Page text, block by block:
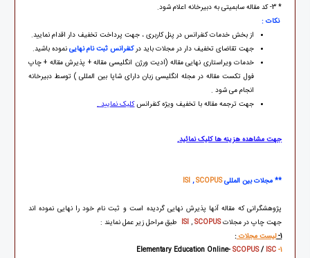
* 3- کد مقاله سابمیتی به دبیرخانه اعلام شود.
نکات:
از بخش خدمات کنفرانس در پنل کاربری ، جهت پرداخت تخفیف دار اقدام نمایید.
جهت تقاضای تخفیف دار در مجلات باید درکنفرانس ثبت نام نهایینموده باشید.
خدمات ویراستاری نهایی مقاله (ادیت ورژن انگلیسی مقاله + پذیرش مقاله + چاپ
فول تکست مقاله در مجله انگلیسی زبان دارای شاپا بین المللی ) توسط دبیرخانه
انجام می شود .
جهت ترجمه مقاله با تخفیف ویژه کنفرانسکلیک نمایید .
جهت مشاهده هزینه ها کلیک نمائید.
** مجلات بین المللی ISI ,SCOPUS
پژوهشگرانی که مقاله آنها پذیرش نهایی گردیده است و ثبت نام خود را نهایی نموده اند
جهت چاپ در مجلات
ISI ,SCOPUS
طبق مراحل زیر عمل نمایند :
1- لیست مجلات:
1-
Elementary Education Online-
SCOPUS/ ISC